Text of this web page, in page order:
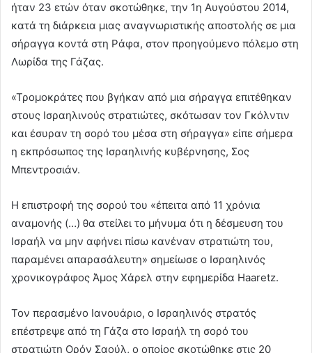
ήταν 23 ετών όταν σκοτώθηκε, την 1η Αυγούστου 2014,
κατά τη διάρκεια μιας αναγνωριστικής αποστολής σε μια
σήραγγα κοντά στη Ράφα, στον προηγούμενο πόλεμο στη
Λωρίδα της Γάζας.
«Τρομοκράτες που βγήκαν από μια σήραγγα επιτέθηκαν
στους Ισραηλινούς στρατιώτες, σκότωσαν τον Γκόλντιν
και έσυραν τη σορό του μέσα στη σήραγγα» είπε σήμερα
η εκπρόσωπος της Ισραηλινής κυβέρνησης, Σος
Μπεντροσιάν.
Η επιστροφή της σορού του «έπειτα από 11 χρόνια
αναμονής (…) θα στείλει το μήνυμα ότι η δέσμευση του
Ισραήλ να μην αφήνει πίσω κανέναν στρατιώτη του,
παραμένει απαρασάλευτη» σημείωσε ο Ισραηλινός
χρονικογράφος Άμος Χάρελ στην εφημερίδα Haaretz.
Τον περασμένο Ιανουάριο, ο Ισραηλινός στρατός
επέστρεψε από τη Γάζα στο Ισραήλ τη σορό του
στρατιώτη Ορόν Σαούλ, ο οποίος σκοτώθηκε στις 20